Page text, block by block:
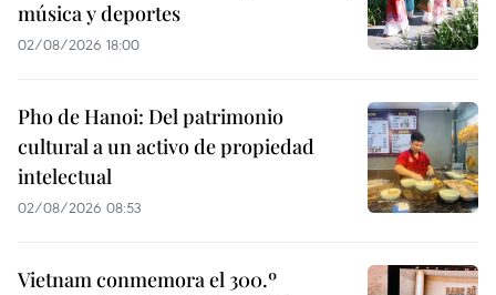
música y deportes
02/08/2026 18:00
Pho de Hanoi: Del patrimonio
cultural a un activo de propiedad
intelectual
02/08/2026 08:53
Vietnam conmemora el 300.º